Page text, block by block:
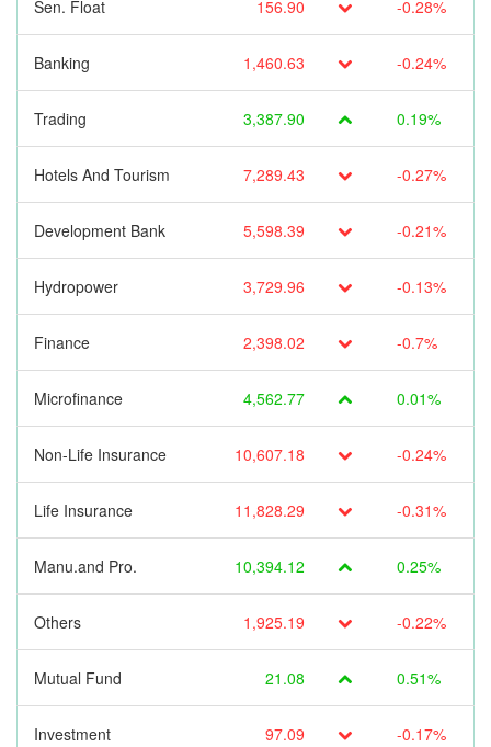
Sen. Float 156.90 -0.28%
Banking 1,460.63 -0.24%
Trading 3,387.90 0.19%
Hotels And Tourism 7,289.43 -0.27%
Development Bank 5,598.39 -0.21%
Hydropower 3,729.96 -0.13%
Finance 2,398.02 -0.7%
Microfinance 4,562.77 0.01%
Non-Life Insurance 10,607.18 -0.24%
Life Insurance 11,828.29 -0.31%
Manu.and Pro. 10,394.12 0.25%
Others 1,925.19 -0.22%
Mutual Fund 21.08 0.51%
Investment 97.09 -0.17%